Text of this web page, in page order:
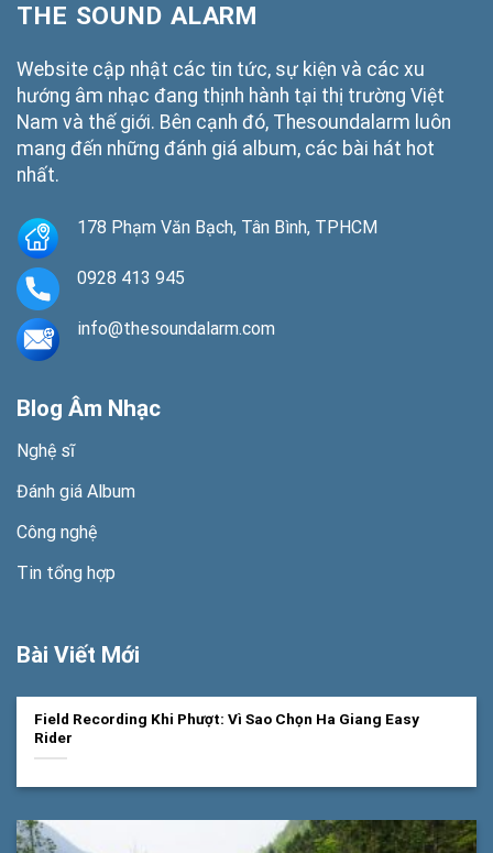
THE SOUND ALARM
Website cập nhật các tin tức, sự kiện và các xu
hướng âm nhạc đang thịnh hành tại thị trường Việt
Nam và thế giới. Bên cạnh đó, Thesoundalarm luôn
mang đến những đánh giá album, các bài hát hot
nhất.
178 Phạm Văn Bạch, Tân Bình, TPHCM
0928 413 945
info@thesoundalarm.com
Blog Âm Nhạc
Nghệ sĩ
Đánh giá Album
Công nghệ
Tin tổng hợp
Bài Viết Mới
Field Recording Khi Phượt: Vì Sao Chọn Ha Giang Easy
Rider